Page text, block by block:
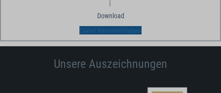
Download
Datei herunterladen
Unsere Auszeichnungen